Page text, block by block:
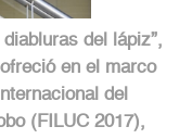
del lápiz”,
en el marco
del
(FILUC 2017),